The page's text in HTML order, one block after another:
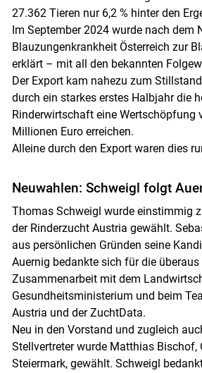
27.362 Tieren nur 6,2 % hinter den
Im September 2024 wurde nach dem
Blauzungenkrankheit Österreich zur
erklärt – mit all den bekannten
Der Export kam nahezu zum
durch ein starkes erstes Halbjahr die
Rinderwirtschaft eine Wertschöpfung
Millionen Euro erreichen.
Alleine durch den Export waren dies
Neuwahlen: Schweigl folgt
Thomas Schweigl wurde einstimmig
der Rinderzucht Austria gewählt.
aus persönlichen Gründen seine
Auernig bedankte sich für die
Zusammenarbeit mit dem
Gesundheitsministerium und beim
Austria und der ZuchtData.
Neu in den Vorstand und zugleich
Stellvertreter wurde Matthias Bischof,
Steiermark, gewählt. Schweigl